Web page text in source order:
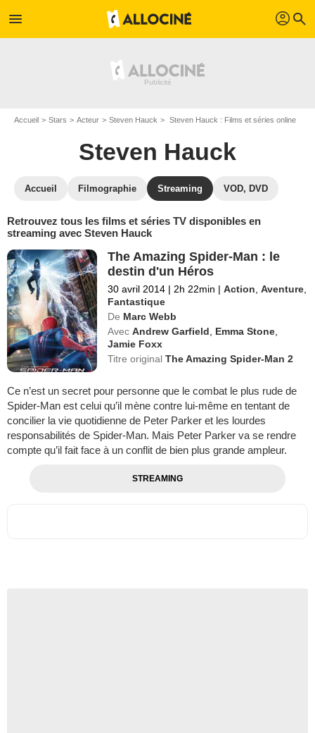
menu profil search
Accueil Stars Acteur Steven Hauck Steven Hauck : Films et séries online
Steven Hauck
Accueil Filmographie Streaming VOD, DVD
Retrouvez tous les films et séries TV disponibles en
streaming avec Steven Hauck
The Amazing Spider-Man : le
destin d'un Héros
30 avril 2014 | 2h 22min | Action ,Aventure
Fantastique
De Marc Webb
Avec Andrew Garfield Emma Stone
Jamie Foxx
Titre originalThe Amazing Spider-Man 2
Ce n’est un secret pour personne que le combat le plus rude de
Spider-Man est celui qu’il mène contre lui-même en tentant de
concilier la vie quotidienne de Peter Parker et les lourdes
responsabilités de Spider-Man. Mais Peter Parker va se rendre
compte qu’il fait face à un conflit de bien plus grande ampleur.
STREAMING